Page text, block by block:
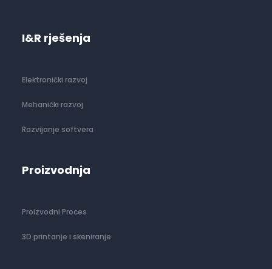
I&R rješenja
Elektronički razvoj
Mehanički razvoj
Razvijanje softvera
Proizvodnja
Proizvodni Proces
3D printanje i skeniranje